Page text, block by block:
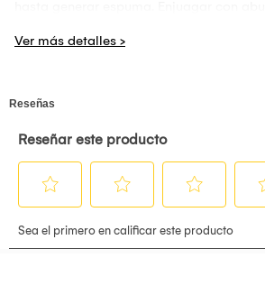
los ojos y mucosas. Mantener fuera del